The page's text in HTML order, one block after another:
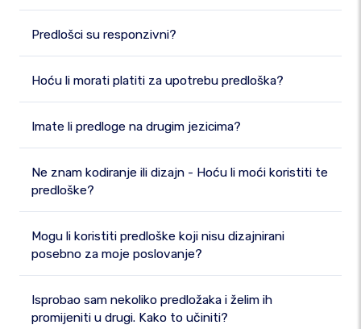
Predlošci su responzivni?
Hoću li morati platiti za upotrebu predloška?
Imate li predloge na drugim jezicima?
Ne znam kodiranje ili dizajn - Hoću li moći koristiti te
predloške?
Mogu li koristiti predloške koji nisu dizajnirani
posebno za moje poslovanje?
Isprobao sam nekoliko predložaka i želim ih
promijeniti u drugi. Kako to učiniti?